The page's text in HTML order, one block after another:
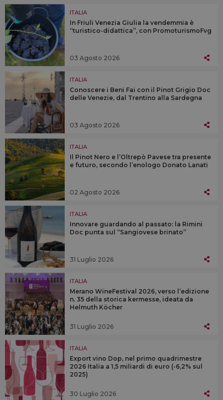
ITALIA
In Friuli Venezia Giulia la vendemmia è
“turistico-didattica”, con PromoturismoFvg
03 Agosto 2026
ITALIA
Conoscere i Beni Fai con il Pinot Grigio Doc
delle Venezie, dal Trentino alla Sardegna
03 Agosto 2026
ITALIA
Il Pinot Nero e l’Oltrepò Pavese tra presente
e futuro, secondo l’enologo Donato Lanati
02 Agosto 2026
ITALIA
Innovare guardando al passato: la Rimini
Doc punta sul “Sangiovese brinato”
31 Luglio 2026
ITALIA
Merano WineFestival 2026, verso l’edizione
n. 35 della storica kermesse, ideata da
Helmuth Köcher
31 Luglio 2026
ITALIA
Export vino Dop, nel primo quadrimestre
2026 Italia a 1,5 miliardi di euro (-6,2% sul
2025)
30 Luglio 2026